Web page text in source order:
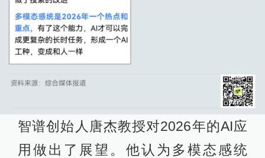
智谱创始人唐杰教授对2026年的AI应
用做出了展望。他认为多模态感统